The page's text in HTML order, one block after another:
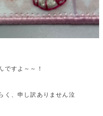
ですよ～～！
く、申し訳ありません泣